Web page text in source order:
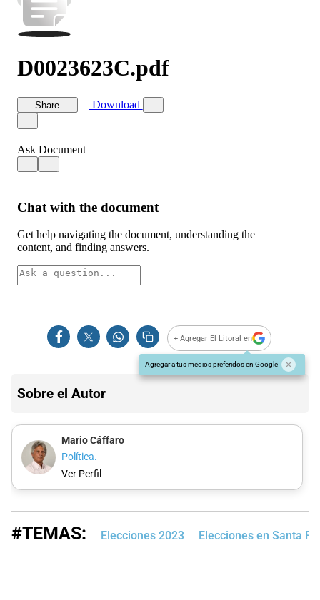
+ Agregar El Litoral en
Agregar a tus medios preferidos en Google
Sobre el Autor
Mario Cáffaro
Política.
Ver Perfil
#TEMAS: Elecciones 2023 Elecciones en Santa Fe